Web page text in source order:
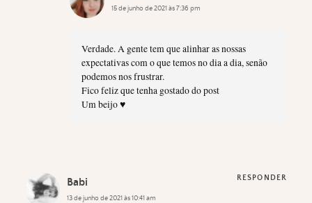
15 de junho de 2021 às 7:36 pm
Verdade. A gente tem que alinhar as nossas
expectativas com o que temos no dia a dia, senão
podemos nos frustrar.
Fico feliz que tenha gostado do post
Um beijo ♥
Babi
13 de junho de 2021 às 10:41 am
RESPONDER